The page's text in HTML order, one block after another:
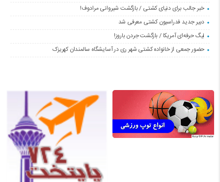
خبر جالب برای دنیای کشتی / بازگشت شیروانی مرادوف!
دبیر جدید فدراسیون کشتی معرفی شد
لیگ حرفه‌ای آمریکا / بازگشت جردن باروز!
حضور جمعی از خانواده کشتی شهر ری در آسایشگاه سالمندان کهریزک